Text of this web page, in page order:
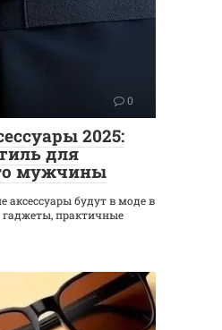
0
2025:
для
мужчины
аксессуары будут в моде в
гаджеты, практичные